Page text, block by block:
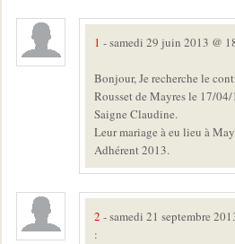
1 - samedi 29 juin 2013 @
Bonjour, Je recherche le
Rousset de Mayres le 17/
Saigne Claudine.
Leur mariage à eu lieu à
Adhérent 2013.
2 - samedi 21 septembre
: